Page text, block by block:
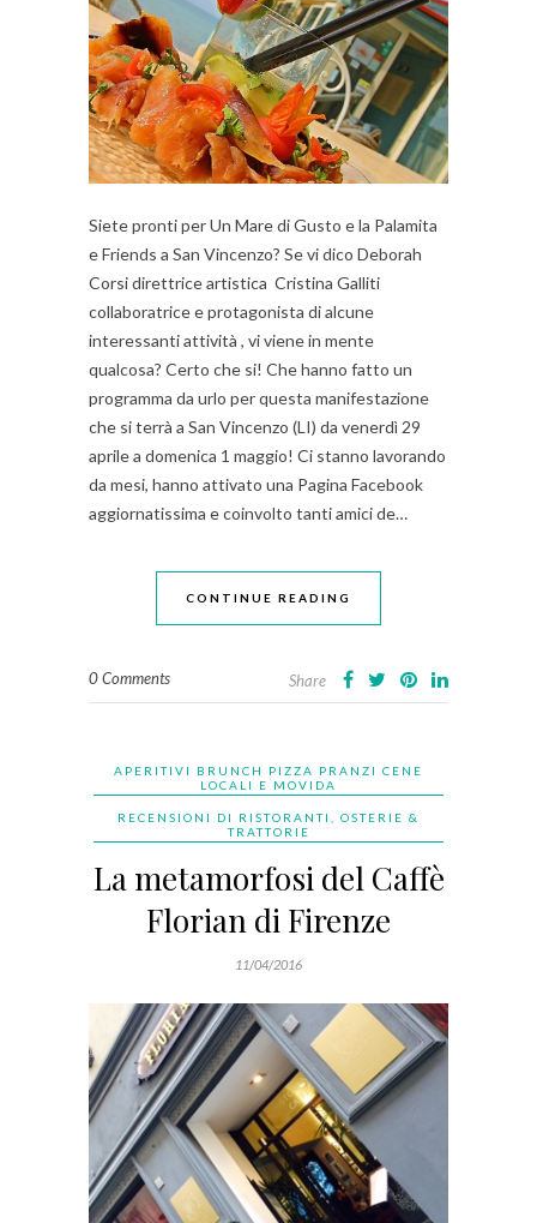
Siete pronti per Un Mare di Gusto e la Palamita
e Friends a San Vincenzo? Se vi dico Deborah
Corsi direttrice artistica Cristina Galliti
collaboratrice e protagonista di alcune
interessanti attività , vi viene in mente
qualcosa? Certo che si! Che hanno fatto un
programma da urlo per questa manifestazione
che si terrà a San Vincenzo (LI) da venerdì 29
aprile a domenica 1 maggio! Ci stanno lavorando
da mesi, hanno attivato una Pagina Facebook
aggiornatissima e coinvolto tanti amici de…
CONTINUE READING
0 Comments Share
APERITIVI BRUNCH PIZZA PRANZI CENE
LOCALI E MOVIDA
RECENSIONI DI RISTORANTI, OSTERIE &
TRATTORIE
La metamorfosi del Caffè
Florian di Firenze
11/04/2016